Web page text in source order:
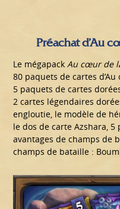
Préachat d’Au
Le mégapackAu cœur de
80 paquets de cartes
5 paquets de cartes
2 cartes légendaires
engloutie, le modèle de
le dos de carte Azshara,
avantages de champs de
champs de bataille :